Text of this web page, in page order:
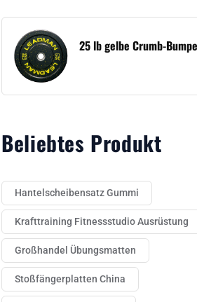
25 lb gelbe Crumb-
Beliebtes Produkt
Hantelscheibensatz Gummi
Krafttraining Fitnessstudio Ausrüstung
Großhandel Übungsmatten
Stoßfängerplatten China